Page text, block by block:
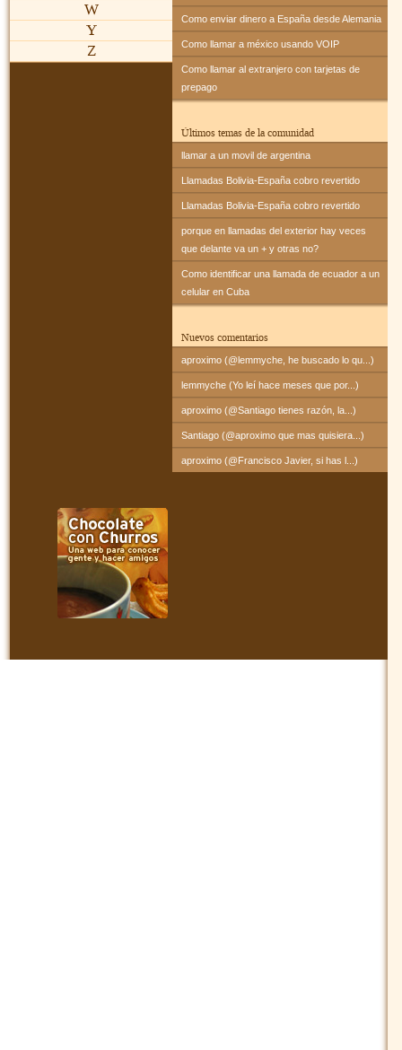
W
Y
Z
Como enviar dinero a España desde Alemania
Como llamar a méxico usando VOIP
Como llamar al extranjero con tarjetas de
prepago
Últimos temas de la comunidad
llamar a un movil de argentina
Llamadas Bolivia-España cobro revertido
Llamadas Bolivia-España cobro revertido
porque en llamadas del exterior hay veces
que delante va un + y otras no?
Como identificar una llamada de ecuador a un
celular en Cuba
Nuevos comentarios
aproximo (@lemmyche, he buscado lo qu...)
lemmyche (Yo leí hace meses que por...)
aproximo (@Santiago tienes razón, la...)
Santiago (@aproximo que mas quisiera...)
aproximo (@Francisco Javier, si has l...)